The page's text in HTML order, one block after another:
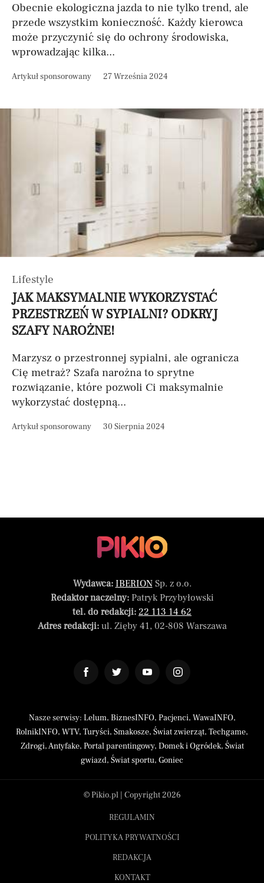
Obecnie ekologiczna jazda to nie tylko trend, ale
przede wszystkim konieczność. Każdy kierowca
może przyczynić się do ochrony środowiska,
wprowadzając kilka...
Artykuł sponsorowany 27 Września 2024
Lifestyle
JAK MAKSYMALNIE WYKORZYSTAĆ
PRZESTRZEŃ W SYPIALNI? ODKRYJ
SZAFY NAROŻNE!
Marzysz o przestronnej sypialni, ale ogranicza
Cię metraż? Szafa narożna to sprytne
rozwiązanie, które pozwoli Ci maksymalnie
wykorzystać dostępną...
Artykuł sponsorowany 30 Sierpnia 2024
Wydawca: IBERIONSp. z o.o.
Redaktor naczelny:Patryk Przybyłowski
tel. do redakcji: 22 113 14 62
Adres redakcji:ul. Zięby 41, 02-808 Warszawa
Nasze serwisy: Lelum, BiznesINFO, Pacjenci, WawaINFO,
RolnikINFO, WTV, Turyści, Smakosze, Świat zwierząt, Techgame,
Zdrogi,Antyfake, Portal parentingowy, Domek i Ogródek, Świat
gwiazd, Świat sportu, Goniec
© Pikio.pl | Copyright 2026
REGULAMIN
POLITYKA PRYWATNOŚCI
REDAKCJA
KONTAKT